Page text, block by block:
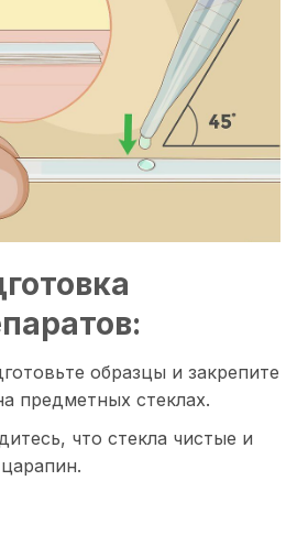
образцы и закрепите
предметных стеклах.
что стекла чистые и